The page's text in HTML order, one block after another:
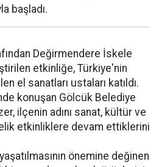
başladı.
Değirmendere İskele
etkinliğe, Türkiye'nin
el sanatları ustaları katıldı.
konuşan Gölcük Belediye
ilçenin adını sanat, kültür ve
etkinliklere devam ettiklerini
önemine değinen